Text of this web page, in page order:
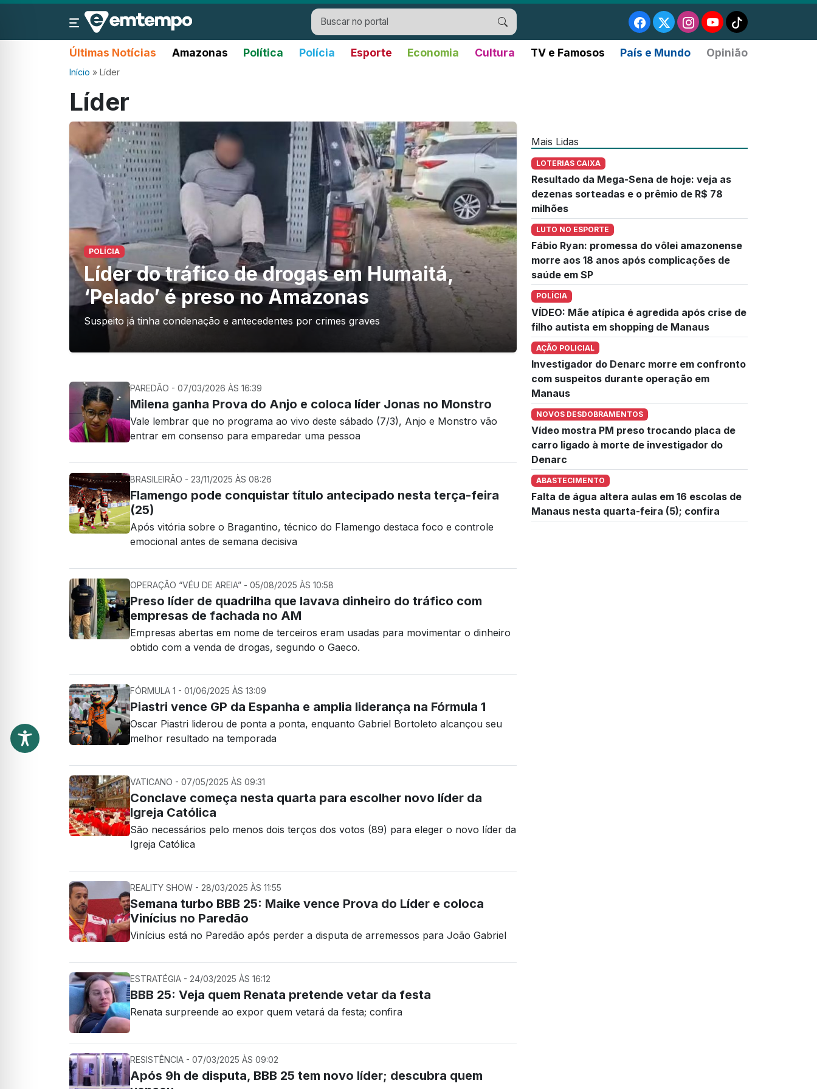
Últimas Notícias Amazonas Política Polícia Esporte Economia Cultura TV e Famosos País e Mundo Opinião
Início » Líder
Líder
POLÍCIA
Líder do tráfico de drogas em Humaitá,
‘Pelado’ é preso no Amazonas
Suspeito já tinha condenação e antecedentes por crimes graves
PAREDÃO - 07/03/2026 ÀS 16:39
Milena ganha Prova do Anjo e coloca líder Jonas no Monstro
Vale lembrar que no programa ao vivo deste sábado (7/3), Anjo e Monstro vão
entrar em consenso para emparedar uma pessoa
BRASILEIRÃO - 23/11/2025 ÀS 08:26
Flamengo pode conquistar título antecipado nesta terça-feira
(25)
Após vitória sobre o Bragantino, técnico do Flamengo destaca foco e controle
emocional antes de semana decisiva
OPERAÇÃO “VÉU DE AREIA” - 05/08/2025 ÀS 10:58
Preso líder de quadrilha que lavava dinheiro do tráfico com
empresas de fachada no AM
Empresas abertas em nome de terceiros eram usadas para movimentar o dinheiro
obtido com a venda de drogas, segundo o Gaeco.
FÓRMULA 1 - 01/06/2025 ÀS 13:09
Piastri vence GP da Espanha e amplia liderança na Fórmula 1
Oscar Piastri liderou de ponta a ponta, enquanto Gabriel Bortoleto alcançou seu
melhor resultado na temporada
VATICANO - 07/05/2025 ÀS 09:31
Conclave começa nesta quarta para escolher novo líder da
Igreja Católica
São necessários pelo menos dois terços dos votos (89) para eleger o novo líder da
Igreja Católica
REALITY SHOW - 28/03/2025 ÀS 11:55
Semana turbo BBB 25: Maike vence Prova do Líder e coloca
Vinícius no Paredão
Vinícius está no Paredão após perder a disputa de arremessos para João Gabriel
ESTRATÉGIA - 24/03/2025 ÀS 16:12
BBB 25: Veja quem Renata pretende vetar da festa
Renata surpreende ao expor quem vetará da festa; confira
RESISTÊNCIA - 07/03/2025 ÀS 09:02
Após 9h de disputa, BBB 25 tem novo líder; descubra quem
Mais Lidas
LOTERIAS CAIXA
Resultado da Mega-Sena de hoje: veja as
dezenas sorteadas e o prêmio de R$ 78
milhões
LUTO NO ESPORTE
Fábio Ryan: promessa do vôlei amazonense
morre aos 18 anos após complicações de
saúde em SP
POLÍCIA
VÍDEO: Mãe atípica é agredida após crise de
filho autista em shopping de Manaus
AÇÃO POLICIAL
Investigador do Denarc morre em confronto
com suspeitos durante operação em
Manaus
NOVOS DESDOBRAMENTOS
Vídeo mostra PM preso trocando placa de
carro ligado à morte de investigador do
Denarc
ABASTECIMENTO
Falta de água altera aulas em 16 escolas de
Manaus nesta quarta-feira (5); confira